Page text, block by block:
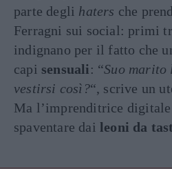
parte degli haters che
Ferragni sui social: primi
indignano per il fatto che
capi sensuali : “Suo marito
vestirsi così?“, scrive un
Ma l’imprenditrice
spaventare dai leoni da